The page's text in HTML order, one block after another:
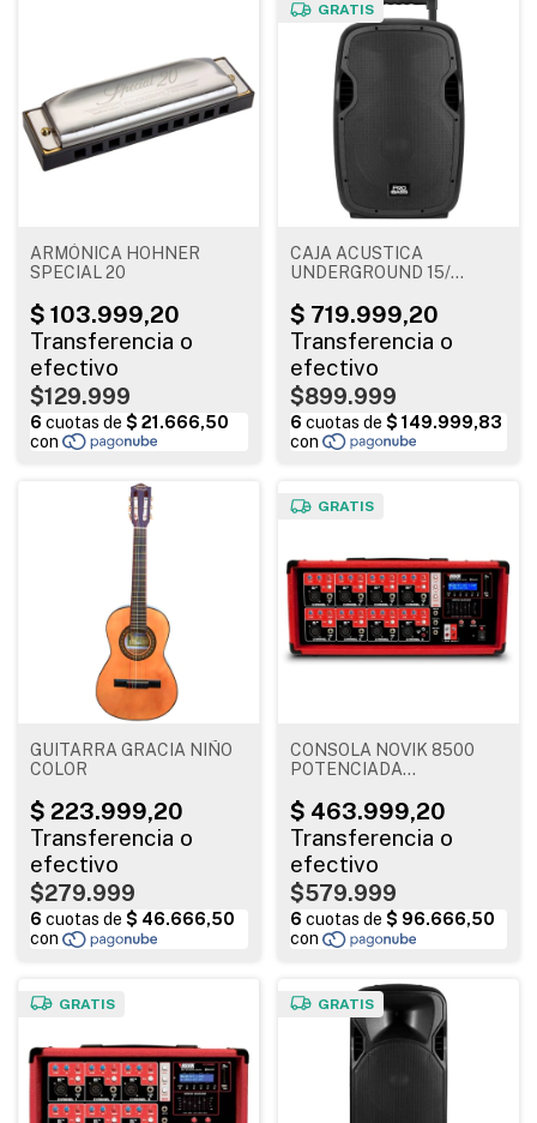
ARMÓNICA HOHNER
SPECIAL 20
$129.999
GRATIS
CAJA ACUSTICA
UNDERGROUND 15/
$899.999
GUITARRA GRACIA NIÑO
COLOR
$279.999
GRATIS
CONSOLA NOVIK 8500
POTENCIADA
$579.999
GRATIS GRATIS